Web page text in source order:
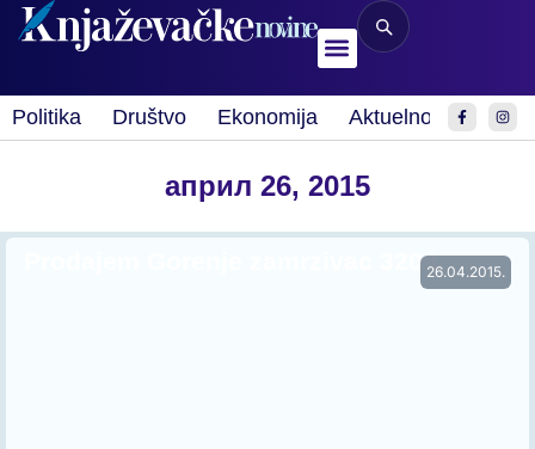
Politika Društvo Ekonomija Aktuelnosti Sport
април 26, 2015
26.04.2015.
Prodajem Gorenje zamrzivac 320 L